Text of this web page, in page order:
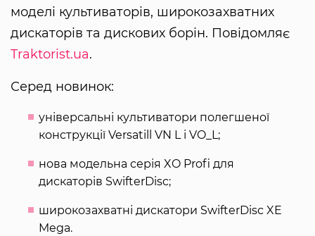
моделі культиваторів, широкозахватних
дискаторів та дискових борін. Повідомляє
Traktorist.ua.
Серед новинок:
універсальні культиватори полегшеної
конструкції Versatill VN L і VO_L;
нова модельна серія XO Profi для
дискаторів SwifterDisc;
широкозахватні дискатори SwifterDisc XE
Mega.